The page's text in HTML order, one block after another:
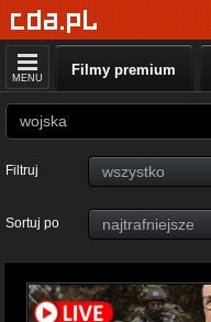
MENU Filmy premium
Filtruj
Sortuj po